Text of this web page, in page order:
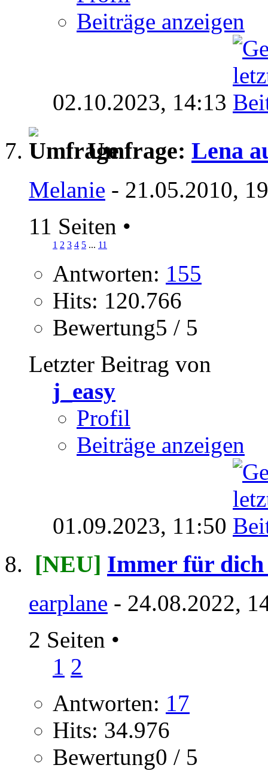
Beiträge anzeigen
02.10.2023, 14:13
Umfrage: Lena
Melanie - 21.05.2010,
11 Seiten •
1 2 3 4 5 ... 11
Antworten: 155
Hits: 120.766
Bewertung5 / 5
Letzter Beitrag von
j_easy
Profil
Beiträge anzeigen
01.09.2023, 11:50
[NEU] Immer für
earplane - 24.08.2022,
2 Seiten •
1 2
Antworten: 17
Hits: 34.976
Bewertung0 / 5